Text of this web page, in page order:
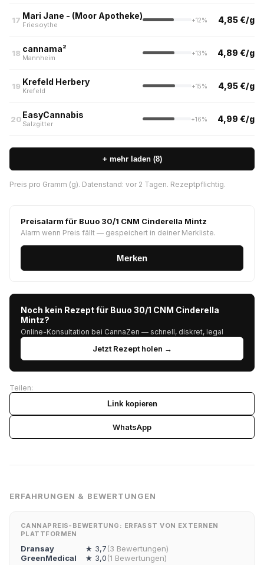
17 Mari Jane - (Moor Apotheke)
Friesoythe
+12% 4,85 €/g
18 cannama²
Mannheim
+13% 4,89 €/g
19 Krefeld Herbery
Krefeld
+15% 4,95 €/g
20EasyCannabis
Salzgitter
+16% 4,99 €/g
+ mehr laden (8)
Preis pro Gramm (g). Datenstand: vor 2 Tagen. Rezeptpflichtig.
Preisalarm für Buuo 30/1 CNM Cinderella Mintz
Alarm wenn Preis fällt — gespeichert in deiner Merkliste.
Merken
Noch kein Rezept für Buuo 30/1 CNM Cinderella
Mintz?
Online-Konsultation bei CannaZen — schnell, diskret, legal
Jetzt Rezept holen →
Teilen:
Link kopieren
WhatsApp
ERFAHRUNGEN & BEWERTUNGEN
CANNAPREIS-BEWERTUNG: ERFASST VON EXTERNEN
PLATTFORMEN
Dransay ★ 3,7(3 Bewertungen)
GreenMedical
★ 3,0(1 Bewertungen)